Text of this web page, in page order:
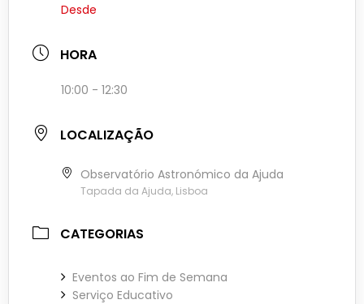
Desde
HORA
10:00 - 12:30
LOCALIZAÇÃO
Observatório Astronómico da Ajuda
Tapada da Ajuda, Lisboa
CATEGORIAS
Eventos ao Fim de Semana
Serviço Educativo